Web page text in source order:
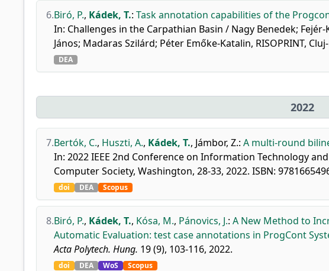
6.Biró, P., Kádek, T.: Task annotation capabilities of the
In: Challenges in the Carpathian Basin / Nagy Benedek;
János; Madaras Szilárd; Péter Emőke-Katalin, RISOPRINT,
DEA
2022
7.Bertók, C., Huszti, A., Kádek, T., Jámbor, Z.: A multi-round
In: 2022 IEEE 2nd Conference on Information Technology and
Computer Society, Washington, 28-33, 2022. ISBN:
doi DEA Scopus
8.Biró, P., Kádek, T., Kósa, M., Pánovics, J.: A New Method to
Automatic Evaluation: test case annotations in ProgCont
Acta Polytech. Hung. 19 (9), 103-116, 2022.
doi DEA WoS Scopus